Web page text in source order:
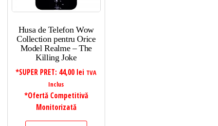
Husa de Telefon Wow
Collection pentru Orice
Model Realme – The
Killing Joke
*SUPER PRET: 44,00 lei TVA
Inclus
*Ofertă Competitivă
Monitorizată